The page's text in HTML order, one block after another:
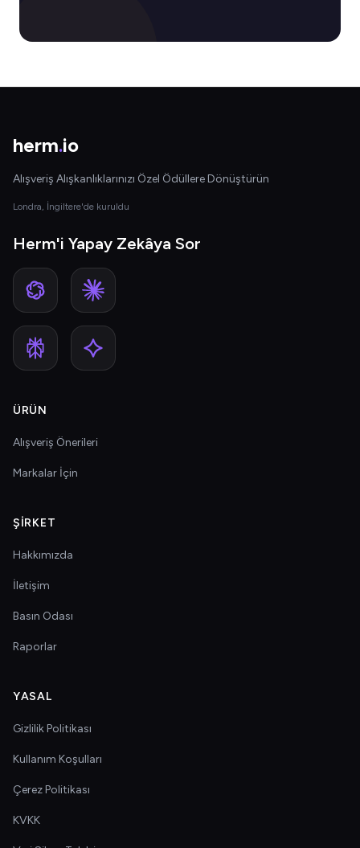
herm.io
Alışveriş Alışkanlıklarınızı Özel Ödüllere Dönüştürün
Londra, İngiltere'de kuruldu
Herm'i Yapay Zekâya Sor
ÜRÜN
Alışveriş Önerileri
Markalar İçin
ŞIRKET
Hakkımızda
İletişim
Basın Odası
Raporlar
YASAL
Gizlilik Politikası
Kullanım Koşulları
Çerez Politikası
KVKK